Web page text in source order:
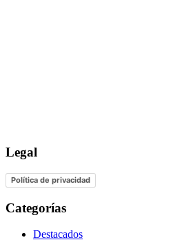
Legal
Política de privacidad
Categorías
Destacados